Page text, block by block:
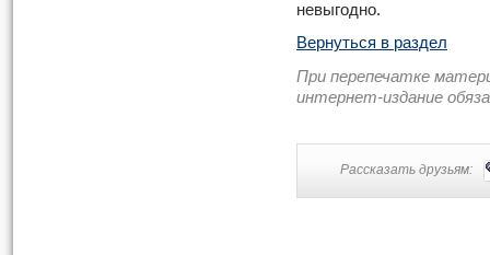
невыгодно.
Вернуться в раздел
При перепечатке
интернет-издание
Рассказать друзьям: